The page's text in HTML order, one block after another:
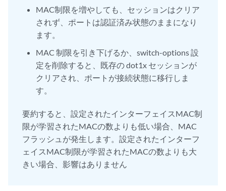
MAC制限を増やしても、セッションはクリア
されず、ポートは認証済み状態のままになり
ます。
MAC 制限を引き下げるか、switch-options 設
定を削除すると、既存の dot1x セッションが
クリアされ、ポートが接続状態に移行しま
す。
要約すると、設定されたインターフェイスMAC制
限が学習されたMACの数よりも低い場合、MAC
フラッシュが発生します。設定されたインターフ
ェイスMAC制限が学習されたMACの数よりも大
きい場合、影響はありません